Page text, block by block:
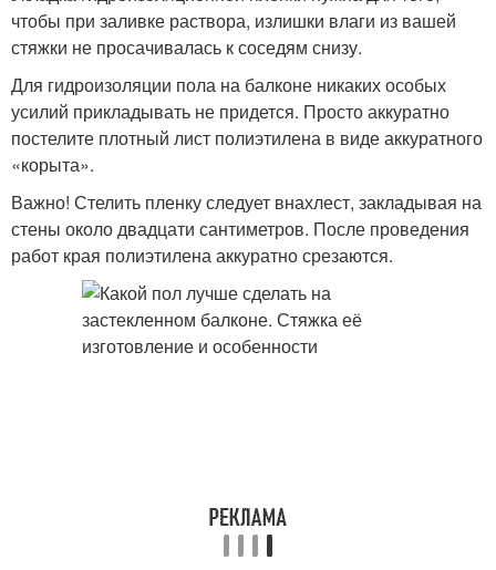
чтобы при заливке раствора, излишки влаги из вашей
стяжки не просачивалась к соседям снизу.
Для гидроизоляции пола на балконе никаких особых
усилий прикладывать не придется. Просто аккуратно
постелите плотный лист полиэтилена в виде аккуратного
«корыта».
Важно! Стелить пленку следует внахлест, закладывая на
стены около двадцати сантиметров. После проведения
работ края полиэтилена аккуратно срезаются.